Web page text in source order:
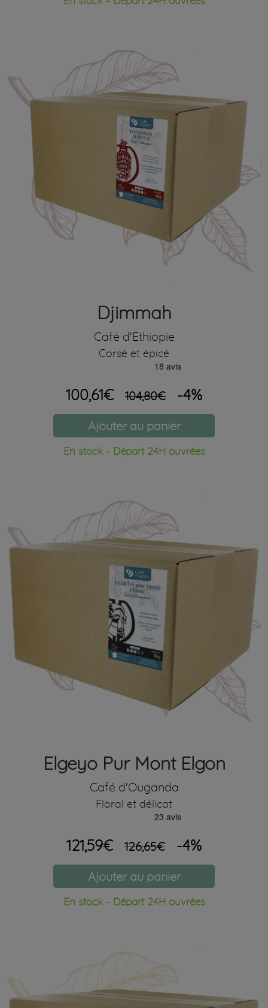
Djimmah
Café d'Ethiopie
Corsé et épicé
100,61€ 104,80€ -4%
Ajouter au panier
En stock - Départ 24H ouvrées
Elgeyo Pur Mont Elgon
Café d'Ouganda
Floral et délicat
121,59€ 126,65€ -4%
Ajouter au panier
En stock - Départ 24H ouvrées